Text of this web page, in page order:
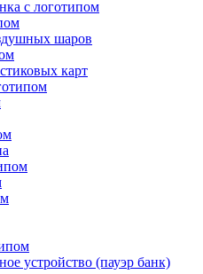
с логотипом
шаров
карт
устройство (пауэр банк)